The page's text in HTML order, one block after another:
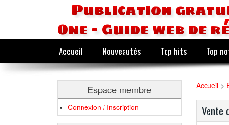
Publication
One - Guide web de
Accueil Nouveautés Top hits Top
Espace membre
Connexion / Inscription
Accueil >
Vente